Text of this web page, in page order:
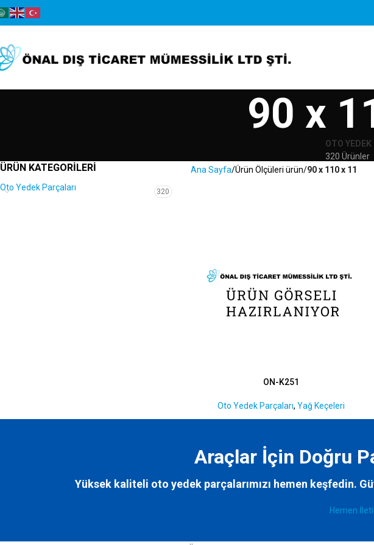
90 x
OTO YEDEK
320 Ürünler
ÜRÜN KATEGORILERI
Oto Yedek Parçaları 320
Ana Sayfa Ürün Ölçüleri ürün 90 x 110 x 11
ON-K251
Oto Yedek Parçaları, Yağ Keçeleri
Araçlar İçin Doğru
Yüksek kaliteli oto yedek parçalarımızı hemen keşfedin.
Hemen